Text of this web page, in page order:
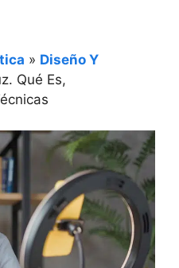
» Diseño Y
Qué Es,